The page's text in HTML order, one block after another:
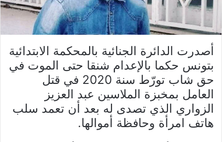
أصدرت الدائرة الجنائية بالمحكمة الابتدائية
بتونس حكما بالإعدام شنقا حتى الموت في
حق شاب تورّط سنة 2020 في قتل
العامل بمخبزة الملاسين عبد العزيز
الزواري الذي تصدى له بعد أن تعمد سلب
هاتف امرأة وحافظة أموالها.